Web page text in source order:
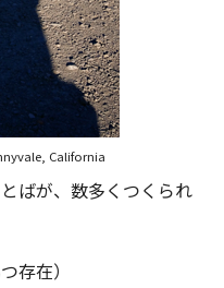
California
ばが、数多くつくられ
存在）